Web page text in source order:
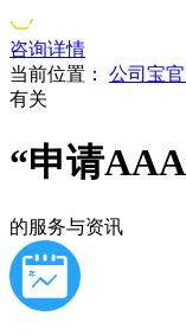
咨询详情
当前位置：
公司宝官
有关
“申请
的服务与资讯